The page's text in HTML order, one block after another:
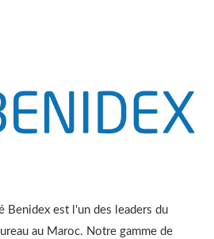
Benidex est l'un des leaders du
au Maroc. Notre gamme de